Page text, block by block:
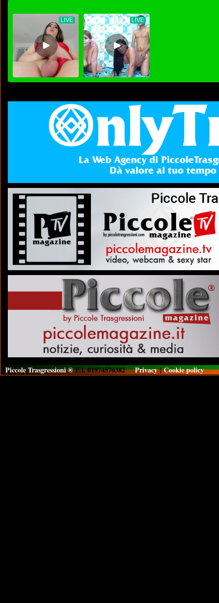
Piccole Trasgressioni ®P.I. 01974570382Privacy|Cookie policy